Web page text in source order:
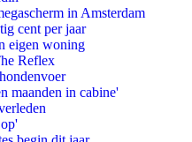
in Amsterdam
cent per jaar
eigen woning
Reflex
maanden in cabine'